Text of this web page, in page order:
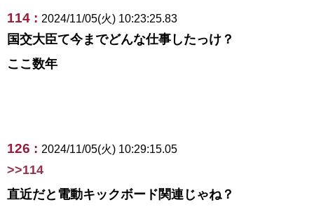
114 : 2024/11/05(火) 10:23:25.83
国交大臣て今までどんな仕事したっけ？
ここ数年
126 : 2024/11/05(火) 10:29:15.05
>>114
直近だと電動キックボード関連じゃね？